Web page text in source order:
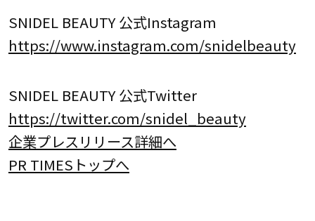
SNIDEL BEAUTY 公式Instagram
https://www.instagram.com/snidelbeauty
SNIDEL BEAUTY 公式Twitter
https://twitter.com/snidel_beauty
企業プレスリリース詳細へ
PR TIMESトップへ